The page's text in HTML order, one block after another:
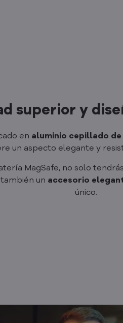
superior y
en aluminio cepillado
un aspecto elegante y
MagSafe, no solo
un accesorio
único.